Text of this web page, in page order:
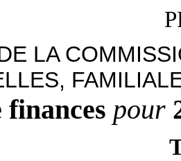
LA
finances pour